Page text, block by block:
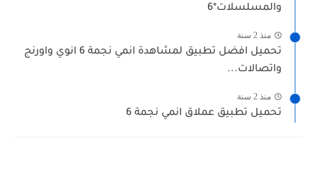
والمسلسلات*6
منذ 2 سنة
تحميل افضل تطبيق لمشاهدة انمي نجمة 6 انوي واورنج
واتصالات...
منذ 2 سنة
تحميل تطبيق عملاق انمي نجمة 6